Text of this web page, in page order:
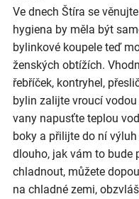
Ve dnech Štíra se
hygiena by měla být
bylinkové koupele teď
ženských obtížích.
řebříček, kontryhel,
bylin zalijte vroucí
vany napusťte teplou
boky a přilijte do ní
dlouho, jak vám to bude
chladnout, můžete
na chladné zemi,